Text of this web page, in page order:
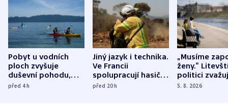
Pobyt u vodních
ploch zvyšuje
duševní pohodu,
ukázala
před 4h
Jiný jazyk i technika.
Ve Francii
spolupracují hasiči z
různých zemí
před 20h
„Musíme
ženy.“
politici
dohodu o
5. 8. 2026